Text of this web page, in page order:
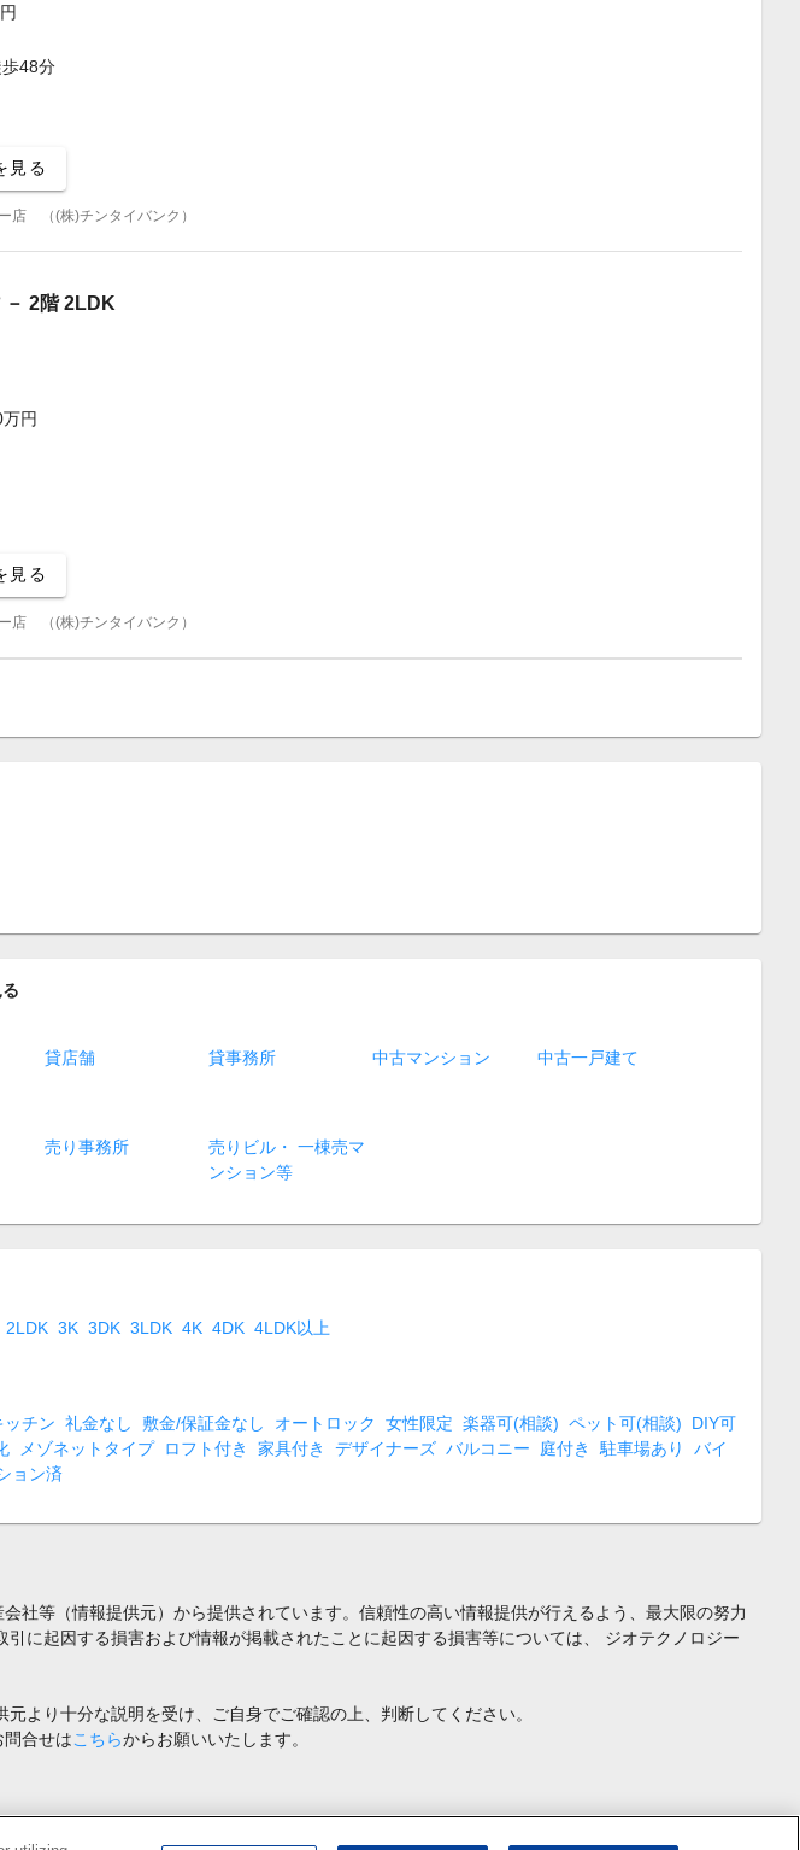
48分
見る
店 （(株)チンタイバンク）
－ 2階 2LDK
円
見る
店 （(株)チンタイバンク）
貸店舗 貸事務所 中古マンション 中古一戸建て
売り事務所
売りビル・ 一棟売マ
ンション等
2LDK 3K 3DK 3LDK 4K 4DK 4LDK以上
ッチン 礼金なし 敷金/保証金なし オートロック 女性限定 楽器可(相談) ペット可(相談)
DIY可
メゾネットタイプ ロフト付き 家具付き デザイナーズ バルコニー 庭付き 駐車場あり
バイ
ョン済
社等（情報提供元）から提供されています。信頼性の高い情報提供が行えるよう、最大限の努力
に起因する損害および情報が掲載されたことに起因する損害等については、 ジオテクノロジー
より十分な説明を受け、ご自身でご確認の上、判断してください。
合せはこちらからお願いいたします。
属します。